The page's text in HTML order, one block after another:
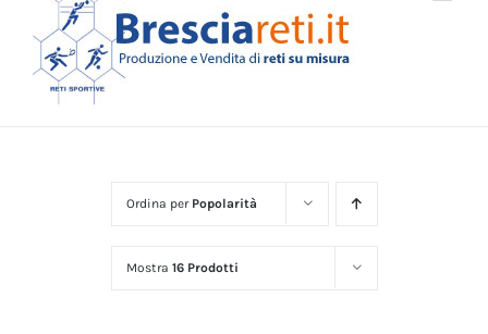
Ordina per Popolarità
Mostra 16 Prodotti